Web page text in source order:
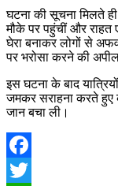
घटना की सूचना मिलते
मौके पर पहुंचीं और राहत
घेरा बनाकर लोगों से
पर भरोसा करने की
इस घटना के बाद
जमकर सराहना करते हुए
जान बचा ली।
Facebook